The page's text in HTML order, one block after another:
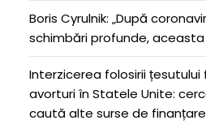
Boris Cyrulnik: „După
schimbări profunde,
Interzicerea folosirii țesutului
avorturi în Statele Unite:
caută alte surse de finanțare